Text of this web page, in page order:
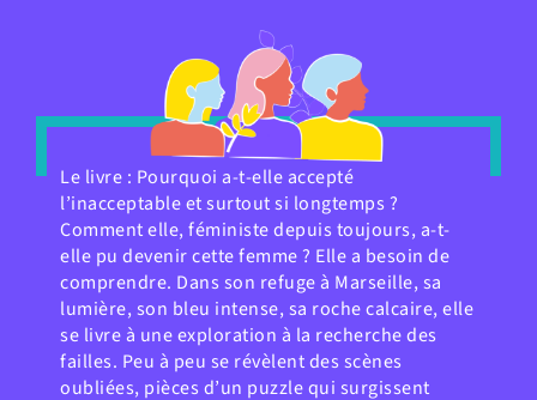
Le livre : Pourquoi a-t-elle accepté
l’inacceptable et surtout si longtemps ?
Comment elle, féministe depuis toujours, a-t-
elle pu devenir cette femme ? Elle a besoin de
comprendre. Dans son refuge à Marseille, sa
lumière, son bleu intense, sa roche calcaire, elle
se livre à une exploration à la recherche des
failles. Peu à peu se révèlent des scènes
oubliées, pièces d’un puzzle qui surgissent